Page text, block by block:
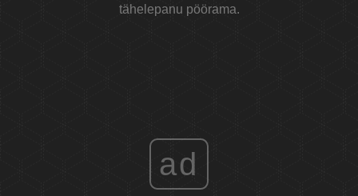
tähelepanu pöörama.
ad